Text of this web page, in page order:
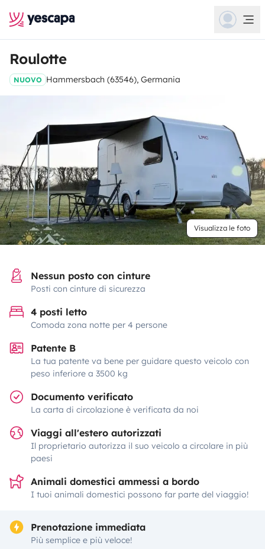
Roulotte
NUOVO Hammersbach (63546), Germania
Visualizza le foto
Nessun posto con cinture
Posti con cinture di sicurezza
4 posti letto
Comoda zona notte per 4 persone
Patente B
La tua patente va bene per guidare questo veicolo con
peso inferiore a 3500 kg
Documento verificato
La carta di circolazione è verificata da noi
Viaggi all'estero autorizzati
Il proprietario autorizza il suo veicolo a circolare in più
paesi
Animali domestici ammessi a bordo
I tuoi animali domestici possono far parte del viaggio!
Prenotazione immediata
Più semplice e più veloce!